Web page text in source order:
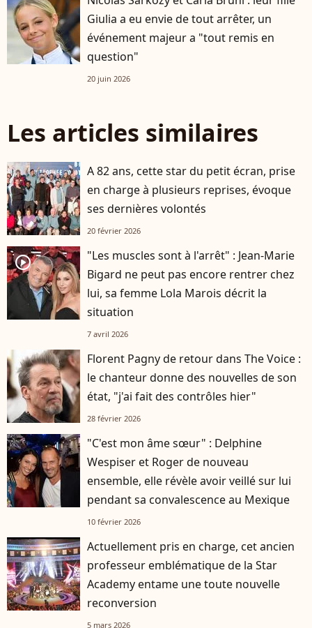
Giulia a eu envie de tout arrêter, un
événement majeur a "tout remis en
question"
20 juin 2026
Les articles similaires
A 82 ans, cette star du petit écran, prise
en charge à plusieurs reprises, évoque
ses dernières volontés
20 février 2026
player2
"Les muscles sont à l'arrêt" : Jean-Marie
Bigard ne peut pas encore rentrer chez
lui, sa femme Lola Marois décrit la
situation
7 avril 2026
Florent Pagny de retour dans The Voice :
le chanteur donne des nouvelles de son
état, "j'ai fait des contrôles hier"
28 février 2026
"C'est mon âme sœur" : Delphine
Wespiser et Roger de nouveau
ensemble, elle révèle avoir veillé sur lui
pendant sa convalescence au Mexique
10 février 2026
Actuellement pris en charge, cet ancien
professeur emblématique de la Star
Academy entame une toute nouvelle
reconversion
5 mars 2026